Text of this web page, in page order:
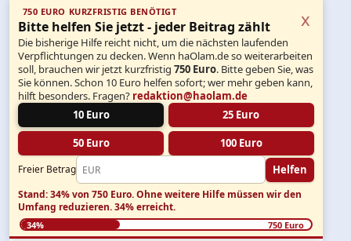
750 EURO KURZFRISTIG BENÖTIGT
Bitte helfen Sie jetzt - jeder Beitrag zählt
Die bisherige Hilfe reicht nicht, um die nächsten laufenden
Verpflichtungen zu decken. Wenn haOlam.de so weiterarbeiten
soll, brauchen wir jetzt kurzfristig750 Euro. Bitte geben Sie, was
Sie können. Schon 10 Euro helfen sofort; wer mehr geben kann,
hilft besonders. Fragen? redaktion@haolam.de
10 Euro
25 Euro
50 Euro 100 Euro
Freier Betrag Helfen
x
Stand: 34% von 750 Euro.Ohne weitere Hilfe müssen wir den
Umfang reduzieren.34% erreicht.
34% 750 Euro